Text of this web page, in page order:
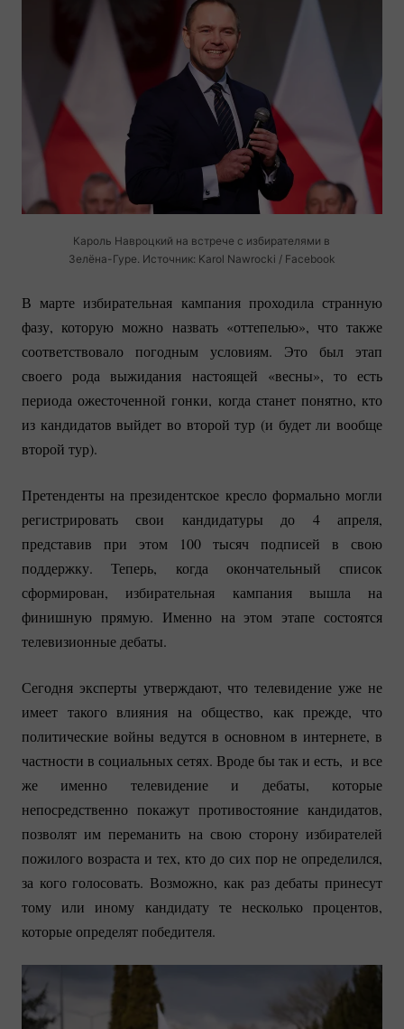
Кароль Навроцкий на встрече с избирателями в
Зелёна-Гуре. Источник: Karol Nawrocki / Facebook
В марте избирательная кампания проходила странную
фазу, которую можно назвать «оттепелью», что также
соответствовало погодным условиям. Это был этап
своего рода выжидания настоящей «весны», то есть
периода ожесточенной гонки, когда станет понятно, кто
из кандидатов выйдет во второй тур (и будет ли вообще
второй тур).
Претенденты на президентское кресло формально могли
регистрировать свои кандидатуры до 4 апреля,
представив при этом 100 тысяч подписей в свою
поддержку. Теперь, когда окончательный список
сформирован, избирательная кампания вышла на
финишную прямую. Именно на этом этапе состоятся
телевизионные дебаты.
Сегодня эксперты утверждают, что телевидение уже не
имеет такого влияния на общество, как прежде, что
политические войны ведутся в основном в интернете, в
частности в социальных сетях. Вроде бы так и есть, и все
же именно телевидение и дебаты, которые
непосредственно покажут противостояние кандидатов,
позволят им переманить на свою сторону избирателей
пожилого возраста и тех, кто до сих пор не определился,
за кого голосовать. Возможно, как раз дебаты принесут
тому или иному кандидату те несколько процентов,
которые определят победителя.